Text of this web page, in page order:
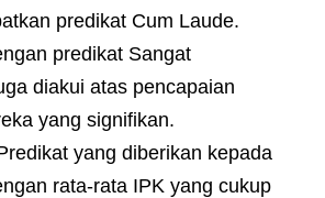
predikat Cum Laude.
predikat Sangat
diakui atas pencapaian
yang signifikan.
yang diberikan kepada
rata-rata IPK yang cukup